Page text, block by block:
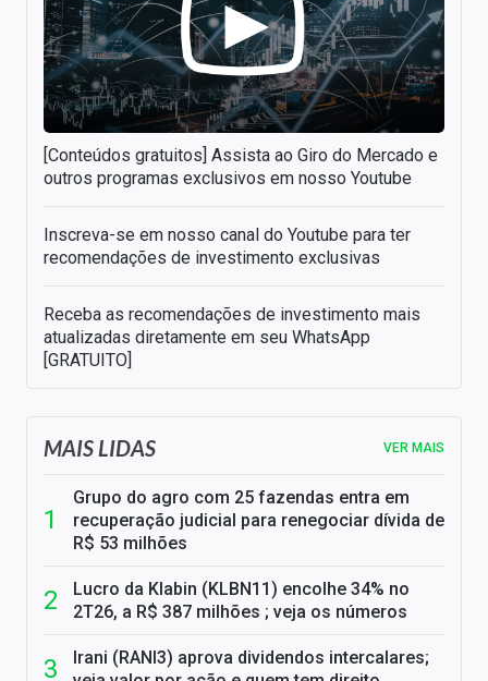
[Conteúdos gratuitos] Assista ao Giro do Mercado e
outros programas exclusivos em nosso Youtube
Inscreva-se em nosso canal do Youtube para ter
recomendações de investimento exclusivas
Receba as recomendações de investimento mais
atualizadas diretamente em seu WhatsApp
[GRATUITO]
MAIS LIDAS VER MAIS
Grupo do agro com 25 fazendas entra em
recuperação judicial para renegociar dívida de
R$ 53 milhões
Lucro da Klabin (KLBN11) encolhe 34% no
2T26, a R$ 387 milhões ; veja os números
Irani (RANI3) aprova dividendos intercalares;